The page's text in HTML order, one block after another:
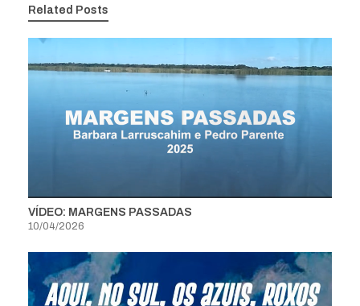
Related Posts
VÍDEO: MARGENS PASSADAS
10/04/2026